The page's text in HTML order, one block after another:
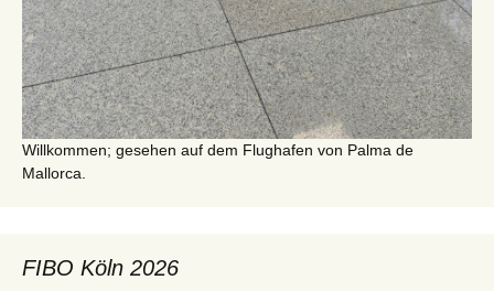
Willkommen; gesehen auf dem Flughafen von Palma de
Mallorca.
FIBO Köln 2026